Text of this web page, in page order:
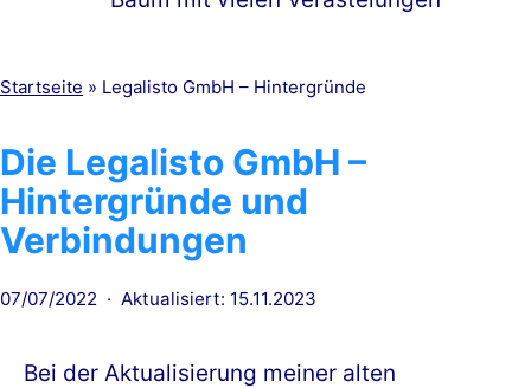
Abmahnung
Startseite » Legalisto GmbH – Hintergründe
Die Legalisto GmbH –
Hintergründe und
Verbindungen
Veröffentlicht
07/07/2022 Aktualisiert: 15.11.2023
Bei der Aktualisierung meiner alten